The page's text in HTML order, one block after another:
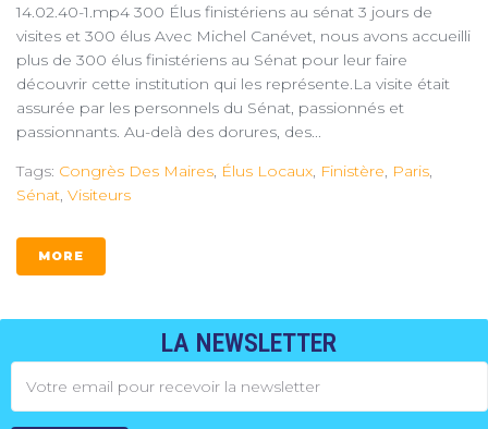
14.02.40-1.mp4 300 Élus finistériens au sénat 3 jours de
visites et 300 élus Avec Michel Canévet, nous avons accueilli
plus de 300 élus finistériens au Sénat pour leur faire
découvrir cette institution qui les représente.La visite était
assurée par les personnels du Sénat, passionnés et
passionnants. Au-delà des dorures, des...
Tags: Congrès Des Maires, Élus Locaux, Finistère, Paris,
Sénat, Visiteurs
MORE
LA NEWSLETTER